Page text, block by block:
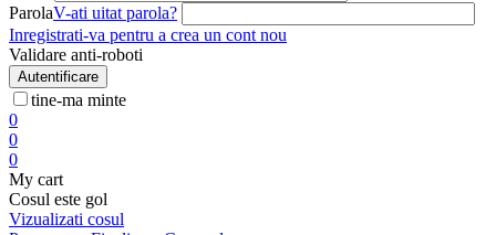
ParolaV-ati uitat parola?
Inregistrati-va pentru a crea un cont nou
Validare anti-roboti
Autentificare
tine-ma minte
0
0
0
My cart
Cosul este gol
Vizualizati cosul